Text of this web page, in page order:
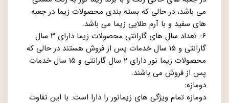
می باشد، در حالی که بسته بندی محصولات زیما در جعبه
های سفید و با آرم طلایی زیما می باشد.
۶- تعداد سال های گارانتی محصولات زیما دارای ۳ سال
گارانتی و ۱۵ سال خدمات پس از فروش هستند در حالی که
محصولات زیما نور دارای ۲ سال گارانتی و ۱۵ سال خدمات
پس از فروش می باشند.
دومازه:
دومازه تمام ویژگی های زیمانور را دارا است. با این تفاوت